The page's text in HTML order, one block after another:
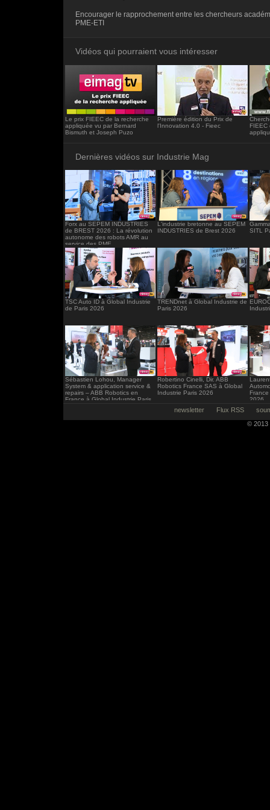
frameborder="0"></iframe>
Encourager le rapprochement entre les chercheurs
PME-ETI
Vidéos qui pourraient vous intéresser
Le prix FIEEC de la recherche
appliquée vu par Bernard
Bismuth et Joseph Puzo
Première édition du Prix de
l'Innovation 4.0 - Fieec
FIEEC
Dernières vidéos sur Industrie Mag
Forx au SEPEM INDUSTRIES
de BREST 2026 : La révolution
autonome des robots AMR au
service des PME
L'industrie bretonne au SEPEM
INDUSTRIES de Brest 2026
SITL
TSC Auto ID à Global Industrie
de Paris 2026
TRENDnet à Global Industrie de
Paris 2026
Sébastien Lohou, Manager
System & application service &
repairs – ABB Robotics en
France à Global Industrie Paris
Robertino Cinelli, Dir. ABB
Robotics France SAS à Global
Industrie Paris 2026
2026
newsletter Flux RSS
© 2013